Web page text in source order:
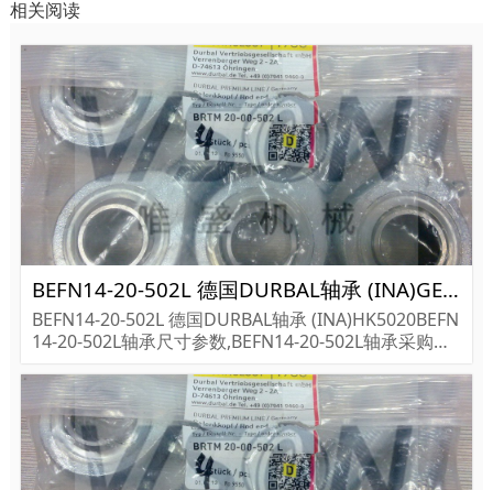
相关阅读
BEFN14-20-502L 德国DURBAL轴承 (INA)GE280 DO-2RS
BEFN14-20-502L 德国DURBAL轴承 (INA)HK5020BEFN
14-20-502L轴承尺寸参数,BEFN14-20-502L轴承采购价